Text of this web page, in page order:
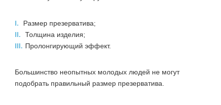
I.
Размер презерватива;
II.
Толщина изделия;
III. Пролонгирующий эффект.
Большинство неопытных молодых людей не могут
подобрать правильный размер презерватива.